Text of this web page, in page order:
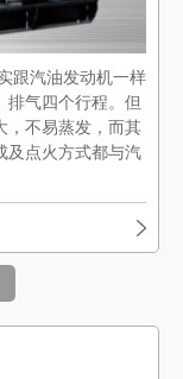
跟汽油发动机一样
排气四个行程。但
，不易蒸发，而其
及点火方式都与汽